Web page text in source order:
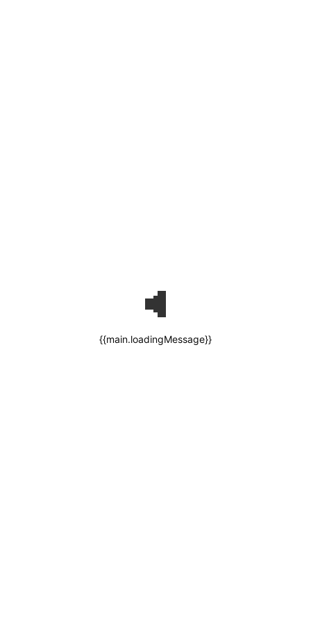
{{main.loadingMessage}}